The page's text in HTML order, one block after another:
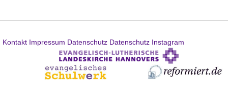
Kontakt Impressum Datenschutz Datenschutz Instagram